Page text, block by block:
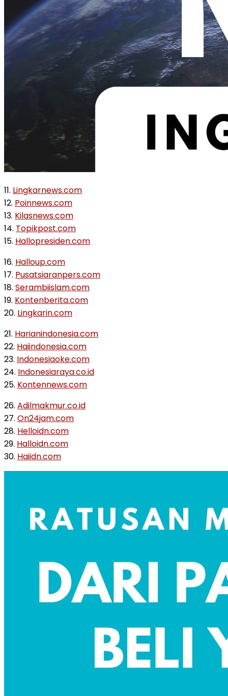
11. Lingkarnews.com
12. Poinnews.com
13. Kilasnews.com
14. Topikpost.com
15. Hallopresiden.com
16. Halloup.com
17. Pusatsiaranpers.com
18. Serambiislam.com
19. Kontenberita.com
20. Lingkarin.com
21. Harianindonesia.com
22. Haiindonesia.com
23. Indonesiaoke.com
24. Indonesiaraya.co.id
25. Kontennews.com
26. Adilmakmur.co.id
27. On24jam.com
28. Helloidn.com
29. Halloidn.com
30. Haiidn.com